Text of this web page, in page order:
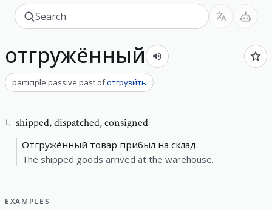
отгружённый
participle passive past ofотгрузи́ть
1. shipped,dispatched, consigned
Отгружённый товар прибыл на склад.
The shipped goods arrived at the warehouse.
EXAMPLES